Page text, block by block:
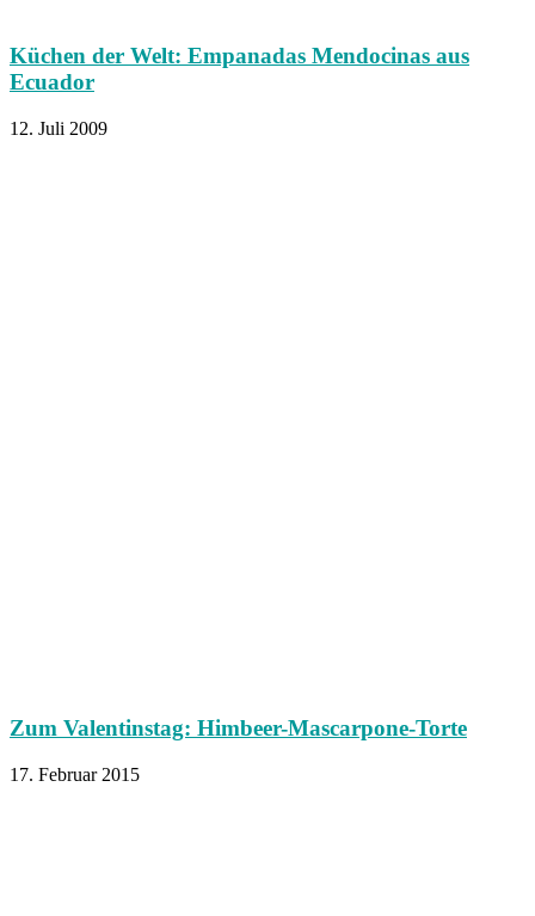
Küchen der Welt: Empanadas Mendocinas aus
Ecuador
12. Juli 2009
Zum Valentinstag: Himbeer-Mascarpone-Torte
17. Februar 2015